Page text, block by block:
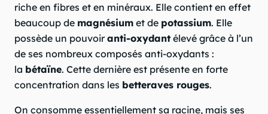
riche en fibres et en minéraux. Elle contient en effet
beaucoup de magnésium et de potassium. Elle
possède un pouvoiranti-oxydant élevé grâce à l’un
de ses nombreux composés anti-oxydants :
la bétaïne. Cette dernière est présente en forte
concentration dans les betteraves rouges.
On consomme essentiellement sa racine, mais ses